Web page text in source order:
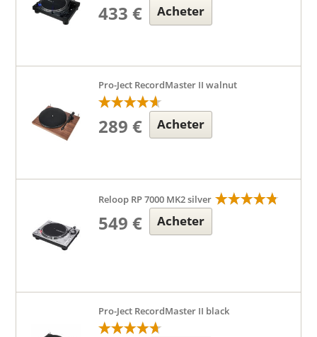
433 € Acheter
Pro-Ject RecordMaster II walnut
289 € Acheter
Reloop RP 7000 MK2 silver
549 € Acheter
Pro-Ject RecordMaster II black